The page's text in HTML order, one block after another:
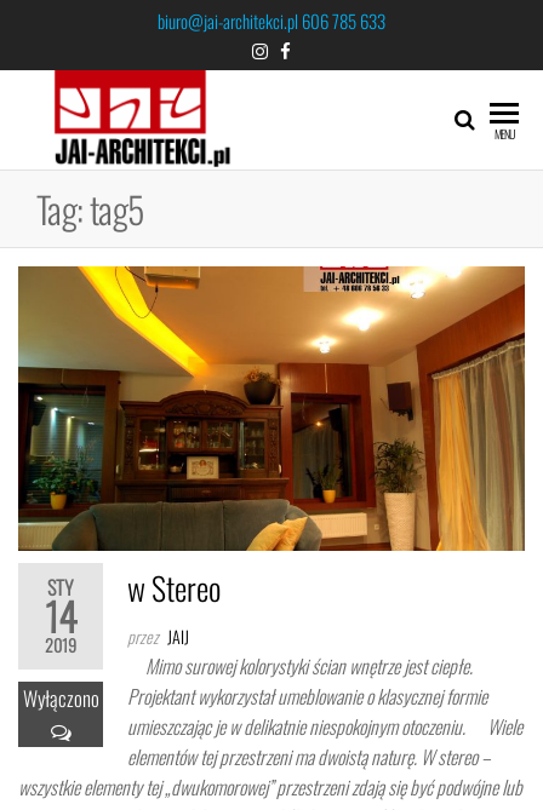
biuro@jai-architekci.pl 606 785 633
ARCHITEKCI
MENU
Tag:tag5
STY
14
2019
Wyłączono
w Stereo
przez JAIJ
Mimo surowej kolorystyki ścian wnętrze jest ciepłe.
Projektant wykorzystał umeblowanie o klasycznej formie
umieszczając je w delikatnie niespokojnym otoczeniu. Wiele
elementów tej przestrzeni ma dwoistą naturę. W stereo –
wszystkie elementy tej „dwukomorowej” przestrzeni zdają się być podwójne lub